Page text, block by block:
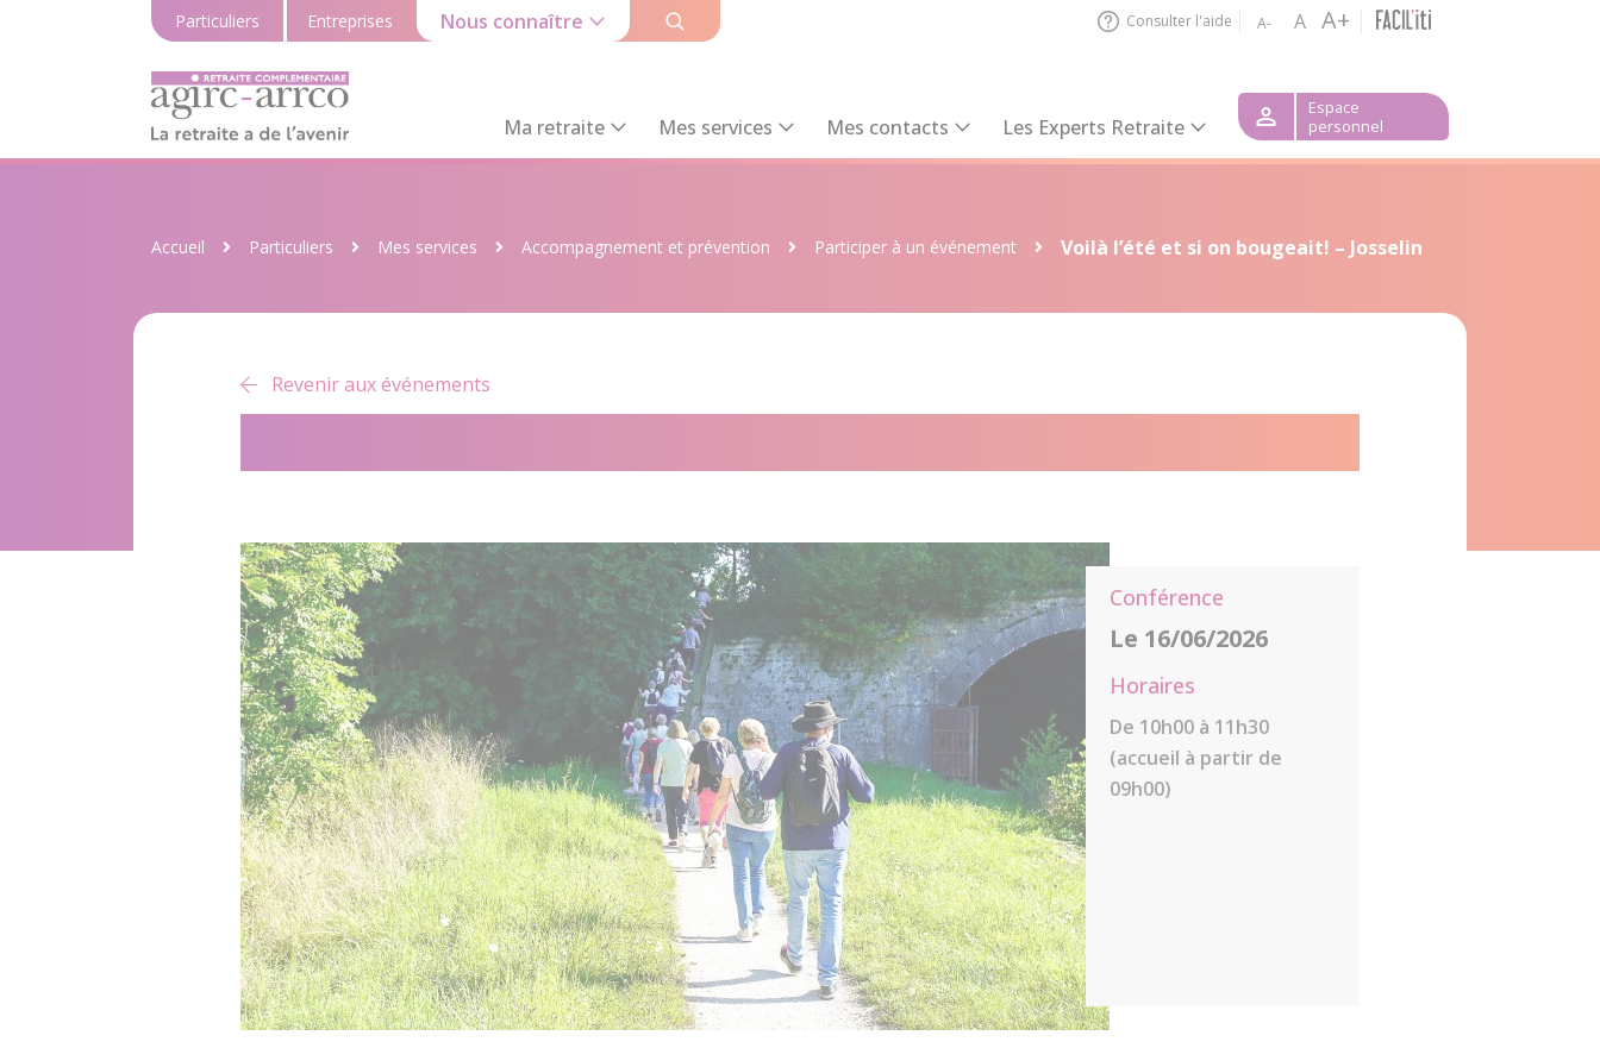
Particuliers Entreprises Nous connaître Consulter l'aide A- A A+
Ma retraite Mes services Mes contacts Les Experts Retraite
Espace
personnel
Accueil Particuliers Mes services Accompagnement et prévention Participer à un événement Voilà l’été et si on bougeait! – Josselin
Revenir aux événements
Conférence
Le 16/06/2026
Horaires
De 10h00 à 11h30
(accueil à partir de
09h00)